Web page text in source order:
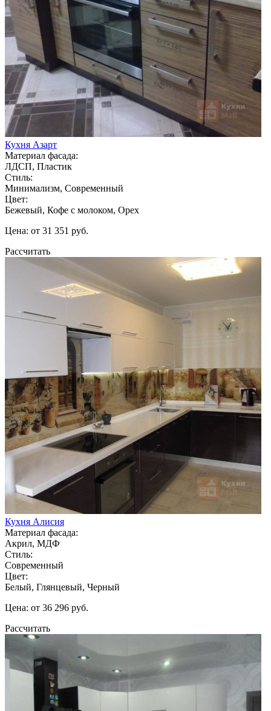
Кухня Азарт
Материал фасада:
ЛДСП, Пластик
Стиль:
Минимализм, Современный
Цвет:
Бежевый, Кофе с молоком, Орех
Цена: от 31 351 руб.
Рассчитать
Кухня Алисия
Материал фасада:
Акрил, МДФ
Стиль:
Современный
Цвет:
Белый, Глянцевый, Черный
Цена: от 36 296 руб.
Рассчитать